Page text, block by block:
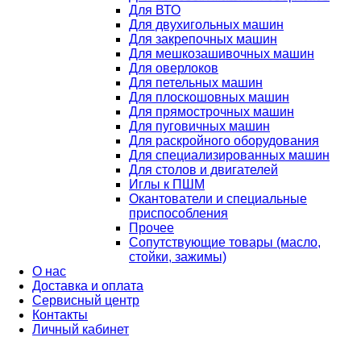
Для ВТО
Для двухигольных машин
Для закрепочных машин
Для мешкозашивочных машин
Для оверлоков
Для петельных машин
Для плоскошовных машин
Для прямострочных машин
Для пуговичных машин
Для раскройного оборудования
Для специализированных машин
Для столов и двигателей
Иглы к ПШМ
Окантователи и специальные
приспособления
Прочее
Сопутствующие товары (масло,
стойки, зажимы)
О нас
Доставка и оплата
Сервисный центр
Контакты
Личный кабинет